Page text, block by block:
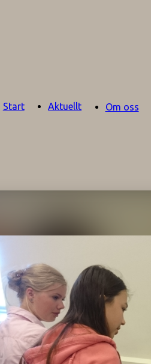
Start Aktuellt Om oss